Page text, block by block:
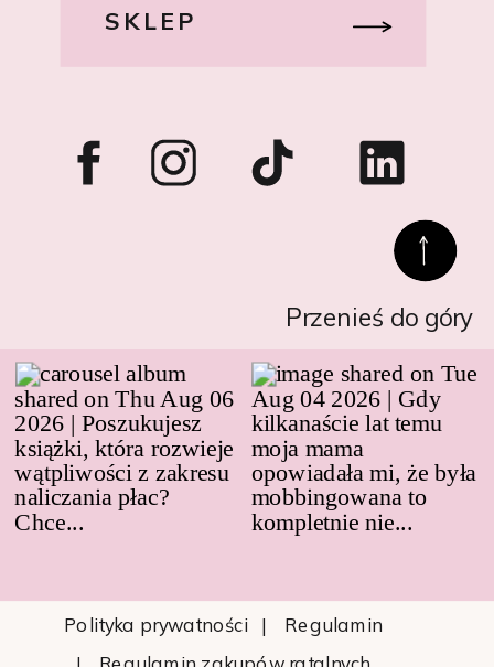
| Regulamin
Polityka prywatności
SKLEP
Przenieś do góry